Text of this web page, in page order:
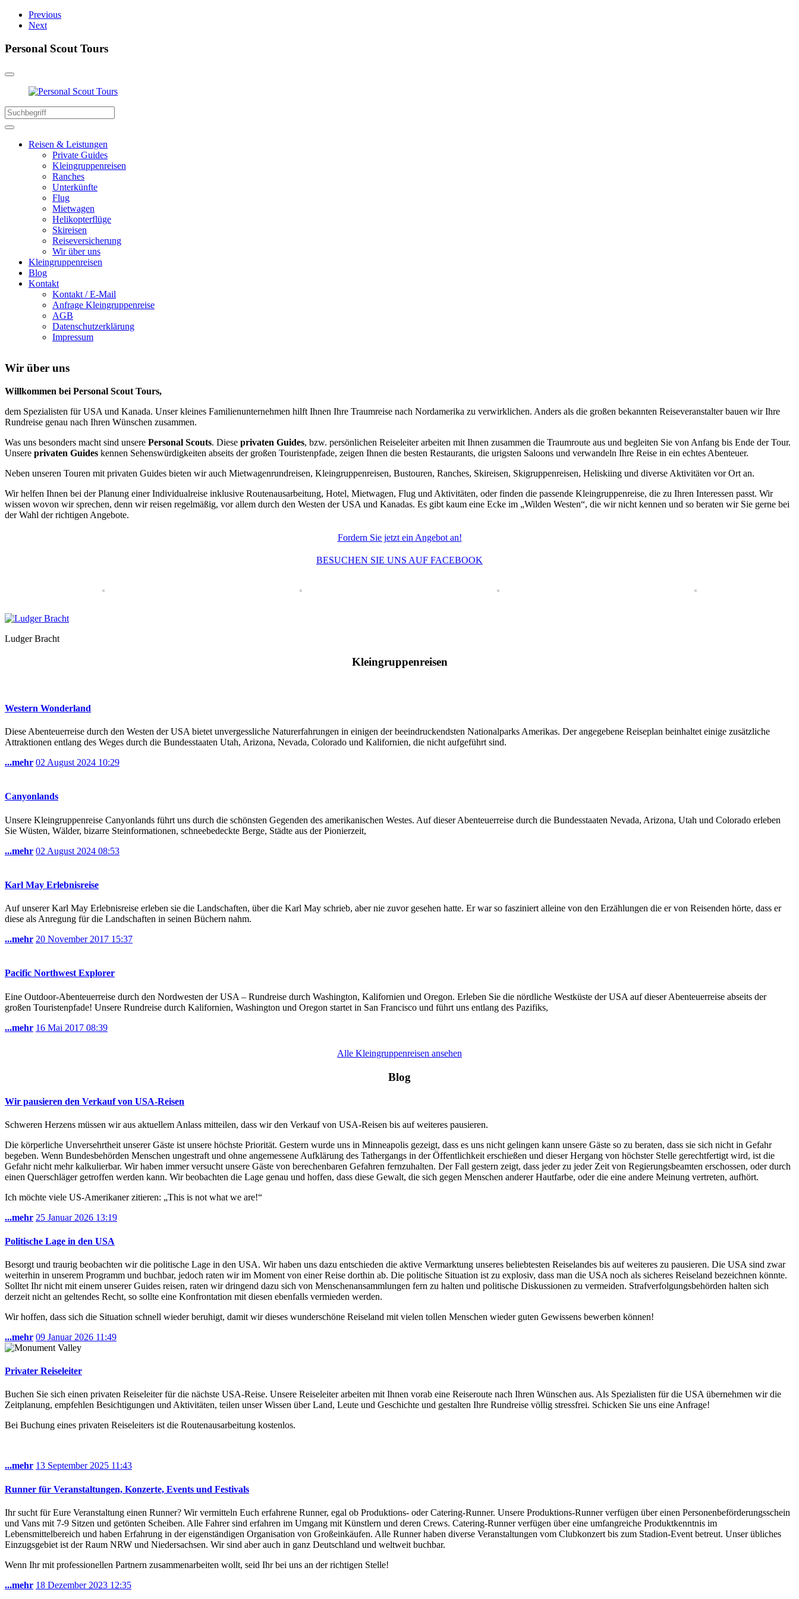
Previous
Next
Personal Scout Tours
Reisen & Leistungen
Private Guides
Kleingruppenreisen
Ranches
Unterkünfte
Flug
Mietwagen
Helikopterflüge
Skireisen
Reiseversicherung
Wir über uns
Kleingruppenreisen
Blog
Kontakt
Kontakt / E-Mail
Anfrage Kleingruppenreise
AGB
Datenschutzerklärung
Impressum
Wir über uns
Willkommen bei Personal Scout Tours,
dem Spezialisten für USA und Kanada. Unser kleines Familienunternehmen hilft Ihnen Ihre Traumreise nach Nordamerika zu verwirklichen. Anders als die großen bekannten Reiseveranstalter bauen wir Ihre
Rundreise genau nach Ihren Wünschen zusammen.
Was uns besonders macht sind unsere Personal Scouts. Diese privaten Guides, bzw. persönlichen Reiseleiter arbeiten mit Ihnen zusammen die Traumroute aus und begleiten Sie von Anfang bis Ende der Tour.
Unsere privaten Guides kennen Sehenswürdigkeiten abseits der großen Touristenpfade, zeigen Ihnen die besten Restaurants, die urigsten Saloons und verwandeln Ihre Reise in ein echtes Abenteuer.
Neben unseren Touren mit privaten Guides bieten wir auch Mietwagenrundreisen, Kleingruppenreisen, Bustouren, Ranches, Skireisen, Skigruppenreisen, Heliskiing und diverse Aktivitäten vor Ort an.
Wir helfen Ihnen bei der Planung einer Individualreise inklusive Routenausarbeitung, Hotel, Mietwagen, Flug und Aktivitäten, oder finden die passende Kleingruppenreise, die zu Ihren Interessen passt. Wir
wissen wovon wir sprechen, denn wir reisen regelmäßig, vor allem durch den Westen der USA und Kanadas. Es gibt kaum eine Ecke im „Wilden Westen“, die wir nicht kennen und so beraten wir Sie gerne bei
der Wahl der richtigen Angebote.
Fordern Sie jetzt ein Angebot an!
BESUCHEN SIE UNS AUF FACEBOOK
Ludger Bracht
Kleingruppenreisen
Western Wonderland
Diese Abenteuerreise durch den Westen der USA bietet unvergessliche Naturerfahrungen in einigen der beeindruckendsten Nationalparks Amerikas. Der angegebene Reiseplan beinhaltet einige zusätzliche
Attraktionen entlang des Weges durch die Bundesstaaten Utah, Arizona, Nevada, Colorado und Kalifornien, die nicht aufgeführt sind.
...mehr 02 August 2024 10:29
Canyonlands
Unsere Kleingruppenreise Canyonlands führt uns durch die schönsten Gegenden des amerikanischen Westes. Auf dieser Abenteuerreise durch die Bundesstaaten Nevada, Arizona, Utah und Colorado erleben
Sie Wüsten, Wälder, bizarre Steinformationen, schneebedeckte Berge, Städte aus der Pionierzeit,
...mehr 02 August 2024 08:53
Karl May Erlebnisreise
Auf unserer Karl May Erlebnisreise erleben sie die Landschaften, über die Karl May schrieb, aber nie zuvor gesehen hatte. Er war so fasziniert alleine von den Erzählungen die er von Reisenden hörte, dass er
diese als Anregung für die Landschaften in seinen Büchern nahm.
...mehr 20 November 2017 15:37
Pacific Northwest Explorer
Eine Outdoor-Abenteuerreise durch den Nordwesten der USA – Rundreise durch Washington, Kalifornien und Oregon. Erleben Sie die nördliche Westküste der USA auf dieser Abenteuerreise abseits der
großen Touristenpfade! Unsere Rundreise durch Kalifornien, Washington und Oregon startet in San Francisco und führt uns entlang des Pazifiks,
...mehr 16 Mai 2017 08:39
Alle Kleingruppenreisen ansehen
Blog
Wir pausieren den Verkauf von USA-Reisen
Schweren Herzens müssen wir aus aktuellem Anlass mitteilen, dass wir den Verkauf von USA-Reisen bis auf weiteres pausieren.
Die körperliche Unversehrtheit unserer Gäste ist unsere höchste Priorität. Gestern wurde uns in Minneapolis gezeigt, dass es uns nicht gelingen kann unsere Gäste so zu beraten, dass sie sich nicht in Gefahr
begeben. Wenn Bundesbehörden Menschen ungestraft und ohne angemessene Aufklärung des Tathergangs in der Öffentlichkeit erschießen und dieser Hergang von höchster Stelle gerechtfertigt wird, ist die
Gefahr nicht mehr kalkulierbar. Wir haben immer versucht unsere Gäste von berechenbaren Gefahren fernzuhalten. Der Fall gestern zeigt, dass jeder zu jeder Zeit von Regierungsbeamten erschossen, oder durch
einen Querschläger getroffen werden kann. Wir beobachten die Lage genau und hoffen, dass diese Gewalt, die sich gegen Menschen anderer Hautfarbe, oder die eine andere Meinung vertreten, aufhört.
Ich möchte viele US-Amerikaner zitieren: „This is not what we are!“
...mehr 25 Januar 2026 13:19
Politische Lage in den USA
Besorgt und traurig beobachten wir die politische Lage in den USA. Wir haben uns dazu entschieden die aktive Vermarktung unseres beliebtesten Reiselandes bis auf weiteres zu pausieren. Die USA sind zwar
weiterhin in unserem Programm und buchbar, jedoch raten wir im Moment von einer Reise dorthin ab. Die politische Situation ist zu explosiv, dass man die USA noch als sicheres Reiseland bezeichnen könnte.
Solltet Ihr nicht mit einem unserer Guides reisen, raten wir dringend dazu sich von Menschenansammlungen fern zu halten und politische Diskussionen zu vermeiden. Strafverfolgungsbehörden halten sich
derzeit nicht an geltendes Recht, so sollte eine Konfrontation mit diesen ebenfalls vermieden werden.
Wir hoffen, dass sich die Situation schnell wieder beruhigt, damit wir dieses wunderschöne Reiseland mit vielen tollen Menschen wieder guten Gewissens bewerben können!
...mehr 09 Januar 2026 11:49
Privater Reiseleiter
Buchen Sie sich einen privaten Reiseleiter für die nächste USA-Reise. Unsere Reiseleiter arbeiten mit Ihnen vorab eine Reiseroute nach Ihren Wünschen aus. Als Spezialisten für die USA übernehmen wir die
Zeitplanung, empfehlen Besichtigungen und Aktivitäten, teilen unser Wissen über Land, Leute und Geschichte und gestalten Ihre Rundreise völlig stressfrei. Schicken Sie uns eine Anfrage!
Bei Buchung eines privaten Reiseleiters ist die Routenausarbeitung kostenlos.
...mehr 13 September 2025 11:43
Runner für Veranstaltungen, Konzerte, Events und Festivals
Ihr sucht für Eure Veranstaltung einen Runner? Wir vermitteln Euch erfahrene Runner, egal ob Produktions- oder Catering-Runner. Unsere Produktions-Runner verfügen über einen Personenbeförderungsschein
und Vans mit 7-9 Sitzen und getönten Scheiben. Alle Fahrer sind erfahren im Umgang mit Künstlern und deren Crews. Catering-Runner verfügen über eine umfangreiche Produktkenntnis im
Lebensmittelbereich und haben Erfahrung in der eigenständigen Organisation von Großeinkäufen. Alle Runner haben diverse Veranstaltungen vom Clubkonzert bis zum Stadion-Event betreut. Unser übliches
Einzugsgebiet ist der Raum NRW und Niedersachsen. Wir sind aber auch in ganz Deutschland und weltweit buchbar.
Wenn Ihr mit professionellen Partnern zusammenarbeiten wollt, seid Ihr bei uns an der richtigen Stelle!
...mehr 18 Dezember 2023 12:35